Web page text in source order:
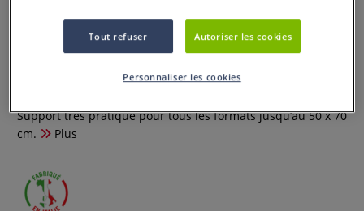
Planche à dessin Gerstaecker
0 Commentaires
Support très pratique pour tous les formats jusqu’au 50 x 70
cm.
Plus
Tout refuser Autoriser les cookies
Personnaliser les cookies